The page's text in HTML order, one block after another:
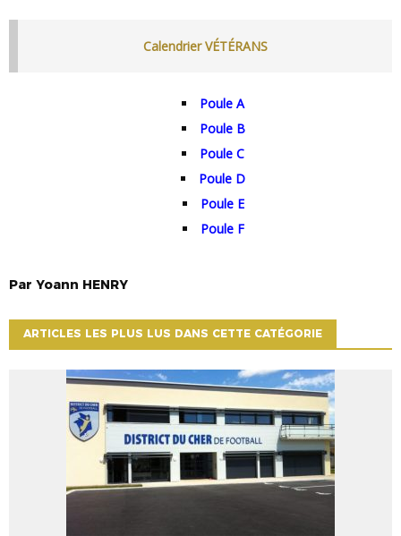
Calendrier VÉTÉRANS
Poule A
Poule B
Poule C
Poule D
Poule E
Poule F
Par Yoann HENRY
ARTICLES LES PLUS LUS DANS CETTE CATÉGORIE